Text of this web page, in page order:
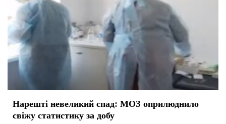
Нарешті невеликий спад: МОЗ оприлюднило
свіжу статистику за добу